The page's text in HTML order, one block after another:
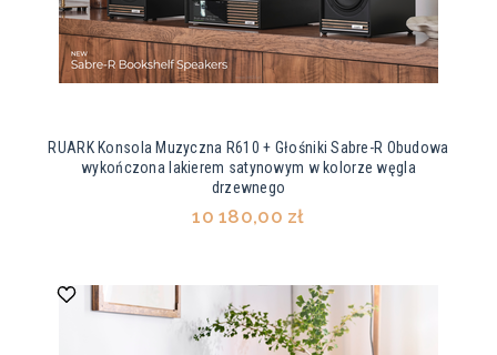
RUARK Konsola Muzyczna R610 + Głośniki Sabre-R Obudowa
wykończona lakierem satynowym w kolorze węgla
drzewnego
10 180,00 zł